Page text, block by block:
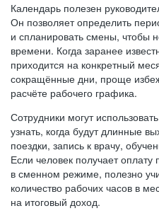
Календарь полезен
Он позволяет определить
и спланировать смены, чтобы
времени. Когда заранее
приходится на конкретный
сокращённые дни, проще
расчёте рабочего графика.
Сотрудники могут
узнать, когда будут длинные
поездки, запись к врачу,
Если человек получает оплату
в сменном режиме, полезно
количество рабочих часов в
на итоговый доход.